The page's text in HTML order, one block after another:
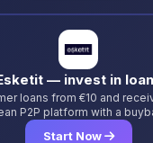
— invest in
loans from €10 and
P2P platform with a
Start Now